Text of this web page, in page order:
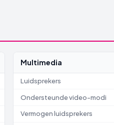
Multimedia
Luidsprekers
Ondersteunde video-modi
Vermogen luidsprekers